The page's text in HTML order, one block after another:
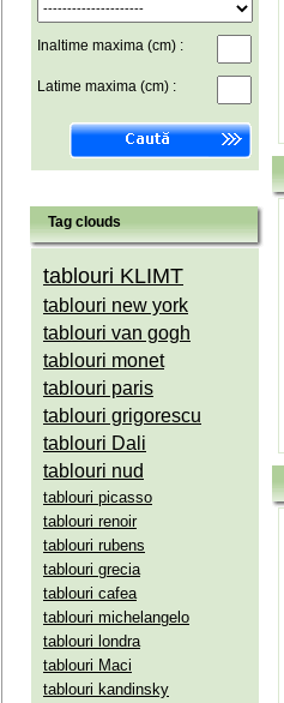
Inaltime maxima (cm) :
Latime maxima (cm) :
Tag clouds
tablouri KLIMT
tablouri new york
tablouri van gogh
tablouri monet
tablouri paris
tablouri grigorescu
tablouri Dali
tablouri nud
tablouri picasso
tablouri renoir
tablouri rubens
tablouri grecia
tablouri cafea
tablouri michelangelo
tablouri londra
tablouri Maci
tablouri kandinsky